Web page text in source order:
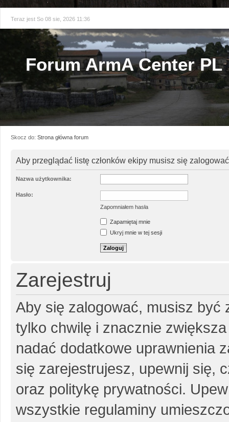
Teraz jest So 08 sie, 2026 11:36
Forum ArmA Center PL
Skocz do: Strona główna forum
Aby przeglądać listę członków ekipy musisz się
Nazwa użytkownika:
Hasło:
Zapomniałem hasła
Zapamiętaj mnie
Ukryj mnie w tej sesji
Zarejestruj
Aby się zalogować, musisz być
tylko chwilę i znacznie
nadać dodatkowe uprawnienia
się zarejestrujesz, upewnij się,
oraz politykę prywatności.
wszystkie regulaminy